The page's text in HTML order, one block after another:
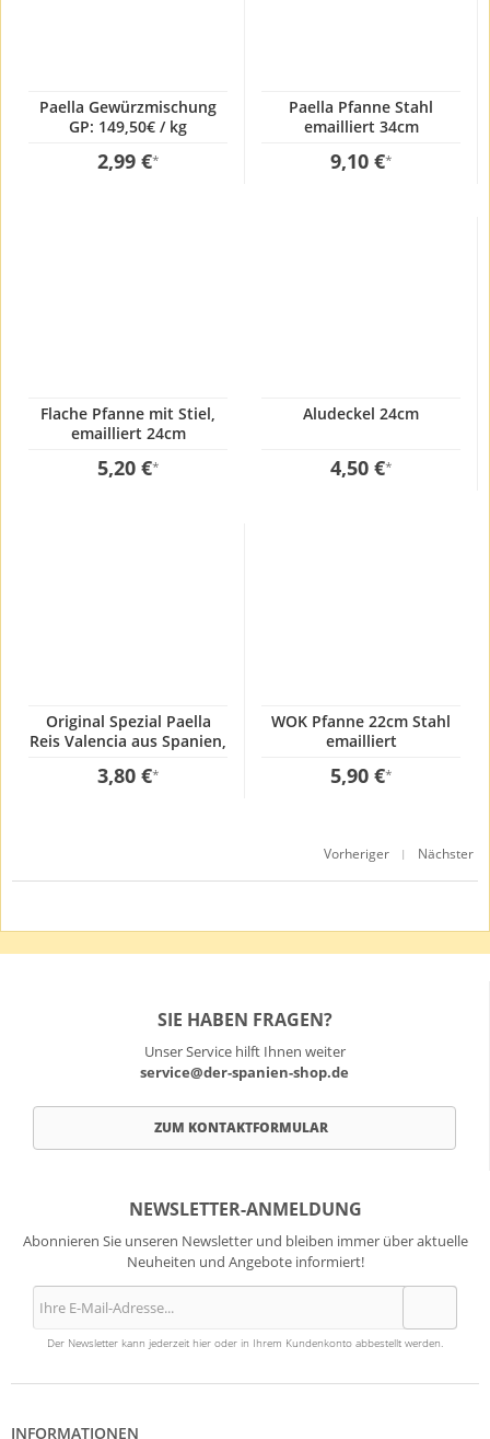
Paella Gewürzmischung
GP: 149,50€ / kg
2,99 €*
Paella Pfanne Stahl
emailliert 34cm
9,10 €*
Flache Pfanne mit Stiel,
emailliert 24cm
5,20 €*
Aludeckel 24cm
4,50 €*
Original Spezial Paella
Reis Valencia aus Spanien,
3,80 €*
WOK Pfanne 22cm Stahl
emailliert
5,90 €*
Vorheriger | Nächster
SIE HABEN FRAGEN?
Unser Service hilft Ihnen weiter
service@der-spanien-shop.de
ZUM KONTAKTFORMULAR
NEWSLETTER-ANMELDUNG
Abonnieren Sie unseren Newsletter und bleiben immer über aktuelle
Neuheiten und Angebote informiert!
Der Newsletter kann jederzeit hier oder in Ihrem Kundenkonto abbestellt werden.
INFORMATIONEN